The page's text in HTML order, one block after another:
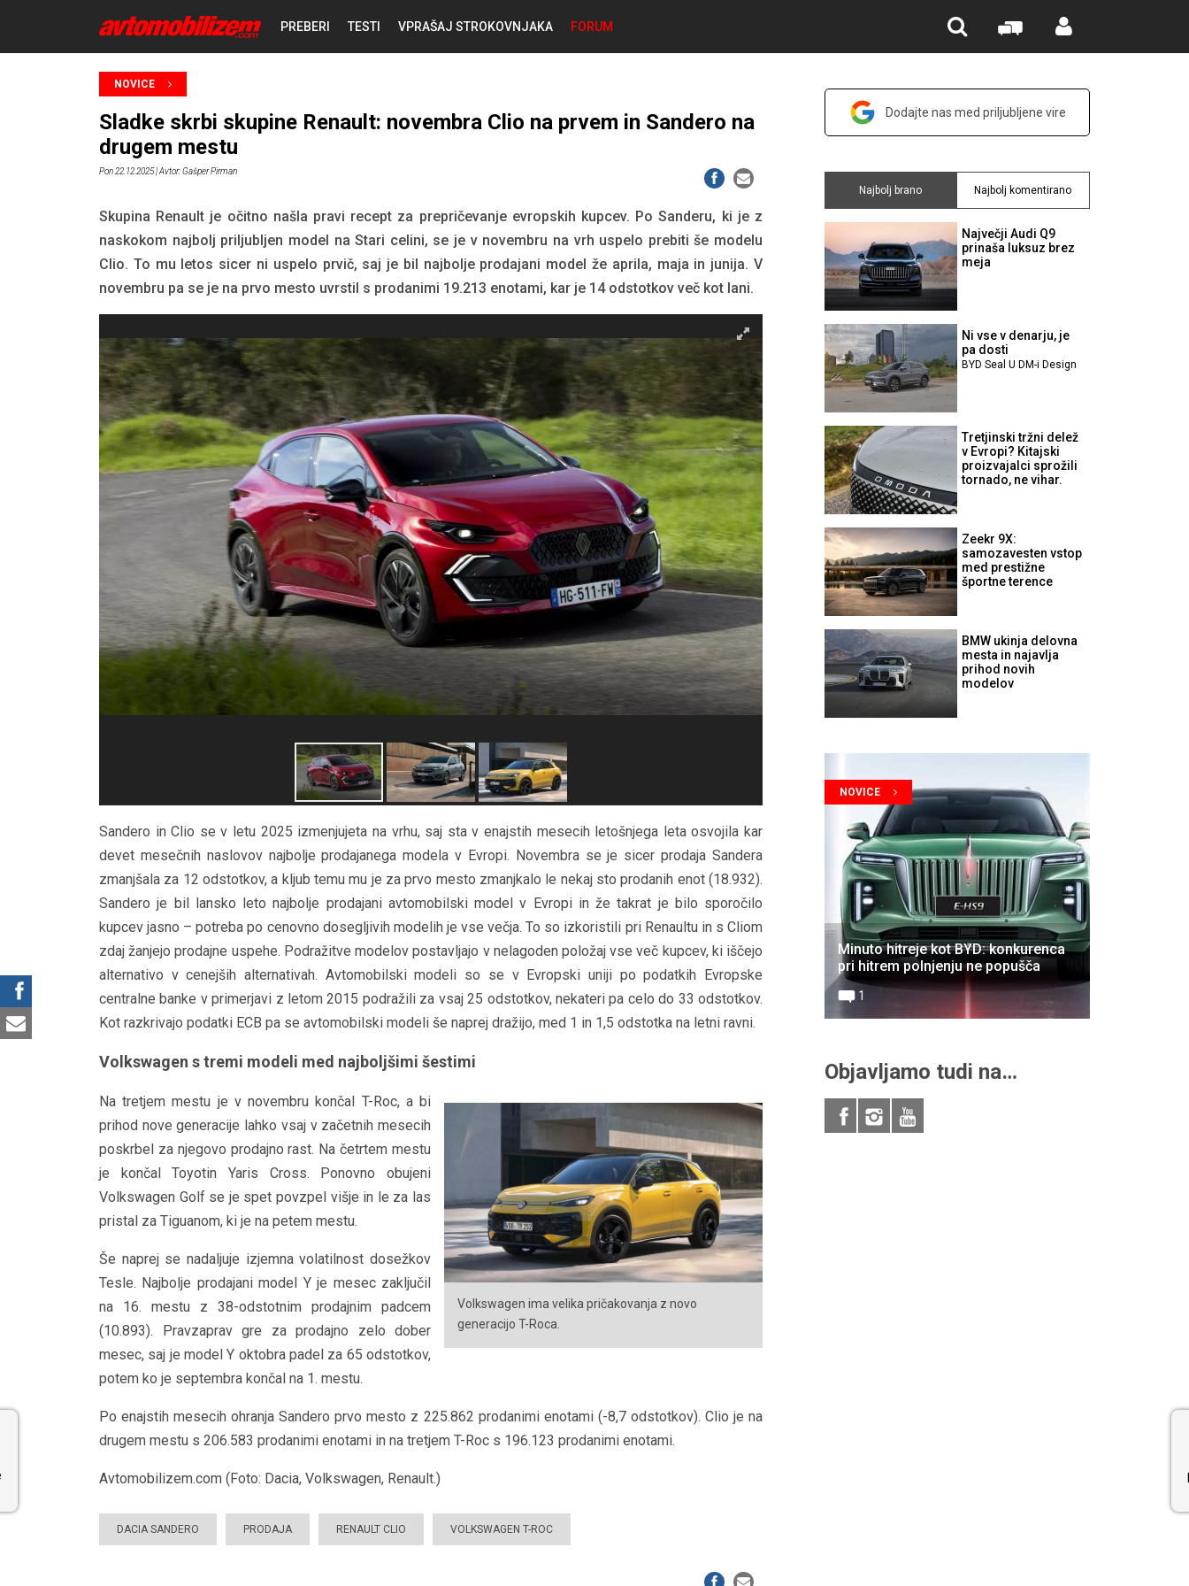
PREBERI
REPORTAŽE
TESTI VPRAŠAJ STROKOVNJAKA
GORIVA
MAZIVA IN OLJA
PREDELAVE
PNEVMATIKE
HIBRIDNA TEHNIKA
JERNEJ BOLKA
TEHNIČNA VPRAŠANJA
ROK ČERNJAVSKI
AVTOPLIN
ŽIGA HABJAN
FORUM
NOVICE
Sladke skrbi skupine Renault: novembra Clio na prvem in Sandero na
drugem mestu
Pon 22.12.2025| Avtor: Gašper Pirman
Skupina Renault je očitno našla pravi recept za prepričevanje evropskih kupcev. Po Sanderu, ki je z
naskokom najbolj priljubljen model na Stari celini, se je v novembru na vrh uspelo prebiti še modelu
Clio. To mu letos sicer ni uspelo prvič, saj je bil najbolje prodajani model že aprila, maja in junija. V
novembru pa se je na prvo mesto uvrstil s prodanimi 19.213 enotami, kar je 14 odstotkov več kot lani.
Sandero in Clio se v letu 2025 izmenjujeta na vrhu, saj sta v enajstih mesecih letošnjega leta osvojila kar
devet mesečnih naslovov najbolje prodajanega modela v Evropi. Novembra se je sicer prodaja Sandera
zmanjšala za 12 odstotkov, a kljub temu mu je za prvo mesto zmanjkalo le nekaj sto prodanih enot (18.932).
Sandero je bil lansko leto najbolje prodajani avtomobilski model v Evropi in že takrat je bilo sporočilo
kupcev jasno – potreba po cenovno dosegljivih modelih je vse večja. To so izkoristili pri Renaultu in s Cliom
zdaj žanjejo prodajne uspehe. Podražitve modelov postavljajo v nelagoden položaj vse več kupcev, ki iščejo
alternativo v cenejših alternativah. Avtomobilski modeli so se v Evropski uniji po podatkih Evropske
centralne banke v primerjavi z letom 2015 podražili za vsaj 25 odstotkov, nekateri pa celo do 33 odstotkov.
Kot razkrivajo podatki ECB pa se avtomobilski modeli še naprej dražijo, med 1 in 1,5 odstotka na letni ravni.
Volkswagen s tremi modeli med najboljšimi šestimi
Volkswagen ima velika pričakovanja z novo
generacijo T-Roca.
Na tretjem mestu je v novembru končal T-Roc, a bi
prihod nove generacije lahko vsaj v začetnih mesecih
poskrbel za njegovo prodajno rast. Na četrtem mestu
je končal Toyotin Yaris Cross. Ponovno obujeni
Volkswagen Golf se je spet povzpel višje in le za las
pristal za Tiguanom, ki je na petem mestu.
Še naprej se nadaljuje izjemna volatilnost dosežkov
Tesle. Najbolje prodajani model Y je mesec zaključil
na 16. mestu z 38-odstotnim prodajnim padcem
(10.893). Pravzaprav gre za prodajno zelo dober
mesec, saj je model Y oktobra padel za 65 odstotkov,
potem ko je septembra končal na 1. mestu.
Po enajstih mesecih ohranja Sandero prvo mesto z 225.862 prodanimi enotami (-8,7 odstotkov). Clio je na
drugem mestu s 206.583 prodanimi enotami in na tretjem T-Roc s 196.123 prodanimi enotami.
Avtomobilizem.com (Foto: Dacia, Volkswagen, Renault.)
DACIA SANDERO PRODAJA RENAULT CLIO VOLKSWAGEN T-ROC
Dodajte nas med priljubljene vire
Najbolj brano Najbolj komentirano
Največji Audi Q9
prinaša luksuz brez
meja
Ni vse v denarju, je
pa dosti
BYD Seal U DM-i Design
Tretjinski tržni delež
v Evropi? Kitajski
proizvajalci sprožili
tornado, ne vihar.
Zeekr 9X:
samozavesten vstop
med prestižne
športne terence
BMW ukinja delovna
mesta in najavlja
prihod novih
modelov
NOVICE
Minuto hitreje kot BYD: konkurenca
pri hitrem polnjenju ne popušča
1
Objavljamo tudi na…